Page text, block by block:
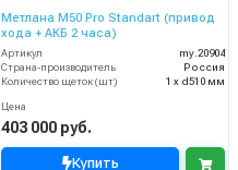
Метлана М50 Pro Standart (привод
хода + АКБ 2 часа)
Артикул
my.20904
Страна-производитель
Россия
Количество щеток (шт)
1 х d510 мм
Цена
403 000 руб.
Купить